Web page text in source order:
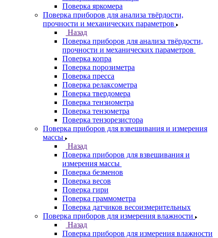
Поверка яркомера
Поверка приборов для анализа твёрдости,
прочности и механических параметров
Назад
Поверка приборов для анализа твёрдости,
прочности и механических параметров
Поверка копра
Поверка порозиметра
Поверка пресса
Поверка релаксометра
Поверка твердомера
Поверка тензиометра
Поверка тензометра
Поверка тензорезистора
Поверка приборов для взвешивания и измерения
массы
Назад
Поверка приборов для взвешивания и
измерения массы
Поверка безменов
Поверка весов
Поверка гири
Поверка граммометра
Поверка датчиков весоизмерительных
Поверка приборов для измерения влажности
Назад
Поверка приборов для измерения влажности